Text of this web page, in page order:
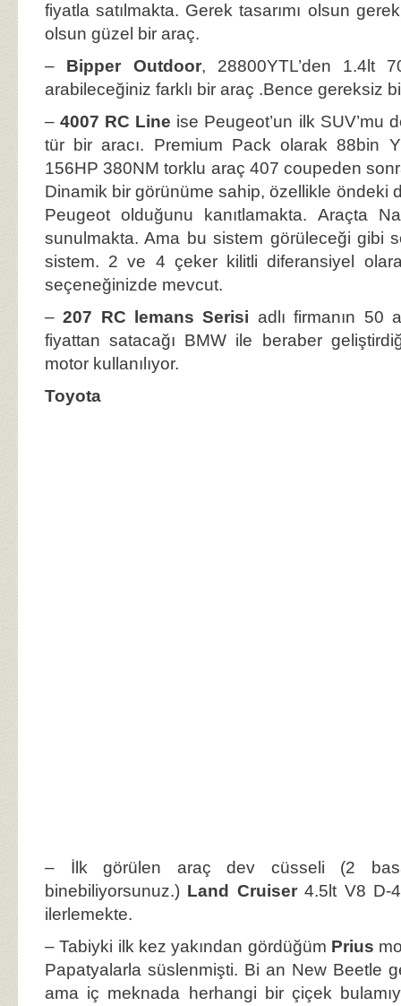
fiyatla satılmakta. Gerek tasarımı olsun
olsun güzel bir araç.
– Bipper Outdoor, 28800YTL’den 1.4lt
arabileceğiniz farklı bir araç .Bence gereksiz
–4007 RC Line ise Peugeot’un ilk SUV’mu
tür bir aracı. Premium Pack olarak 88bin
156HP 380NM torklu araç 407 coupeden
Dinamik bir görünüme sahip, özellikle öndeki
Peugeot olduğunu kanıtlamakta. Araçta
sunulmakta. Ama bu sistem görüleceği gibi
sistem. 2 ve 4 çeker kilitli diferansiyel
seçeneğinizde mevcut.
–207 RC lemans Serisi adlı firmanın 50
fiyattan satacağı BMW ile beraber
motor kullanılıyor.
Toyota
– İlk görülen araç dev cüsseli (2
binebiliyorsunuz.) Land Cruiser4.5lt V8 D-
ilerlemekte.
– Tabiyki ilk kez yakından gördüğüm Prius
Papatyalarla süslenmişti. Bi an New Beetle
ama iç meknada herhangi bir çiçek